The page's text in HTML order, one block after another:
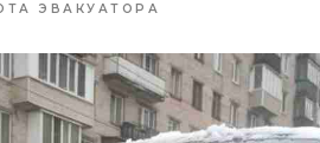
ЭВАКУАТОРА